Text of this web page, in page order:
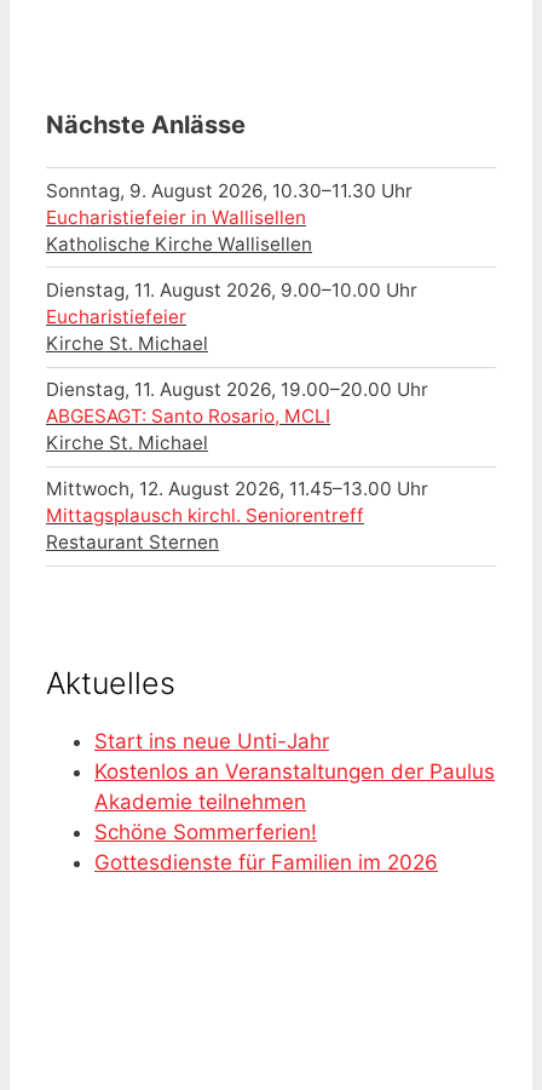
Nächste Anlässe
Sonntag, 9. August 2026, 10.30–11.30 Uhr
Eucharistiefeier in Wallisellen
Katholische Kirche Wallisellen
Dienstag, 11. August 2026, 9.00–10.00 Uhr
Eucharistiefeier
Kirche St. Michael
Dienstag, 11. August 2026, 19.00–20.00 Uhr
ABGESAGT: Santo Rosario, MCLI
Kirche St. Michael
Mittwoch, 12. August 2026, 11.45–13.00 Uhr
Mittagsplausch kirchl. Seniorentreff
Restaurant Sternen
Aktuelles
Start ins neue Unti-Jahr
Kostenlos an Veranstaltungen der Paulus
Akademie teilnehmen
Schöne Sommerferien!
Gottesdienste für Familien im 2026